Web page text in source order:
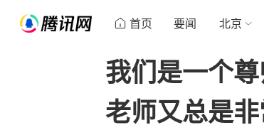
首页 要闻 北京
我们是一个
老师又总是非